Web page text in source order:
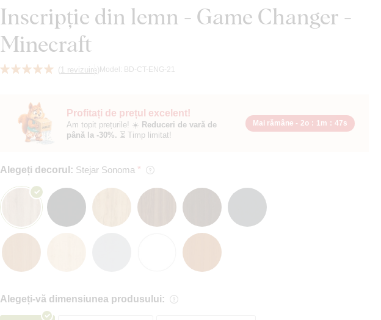
Inscripție din lemn - Game Changer -
Minecraft
( 1 revizuire) Model: BD-CT-ENG-21
Profitați de prețul excelent!
Am topit prețurile! ☀️ Reduceri de vară de
până la -30%. ⏳ Timp limitat!
Mai rămâne - 2o : 1m : 45s
Alegeți decorul: Stejar Sonoma
Alegeți-vă dimensiunea produsului: